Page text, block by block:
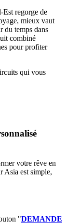
Est regorge de
mieux vaut
du temps dans
combiné
pour profiter
qui vous
votre rêve en
Asia est simple,
"DEMANDE